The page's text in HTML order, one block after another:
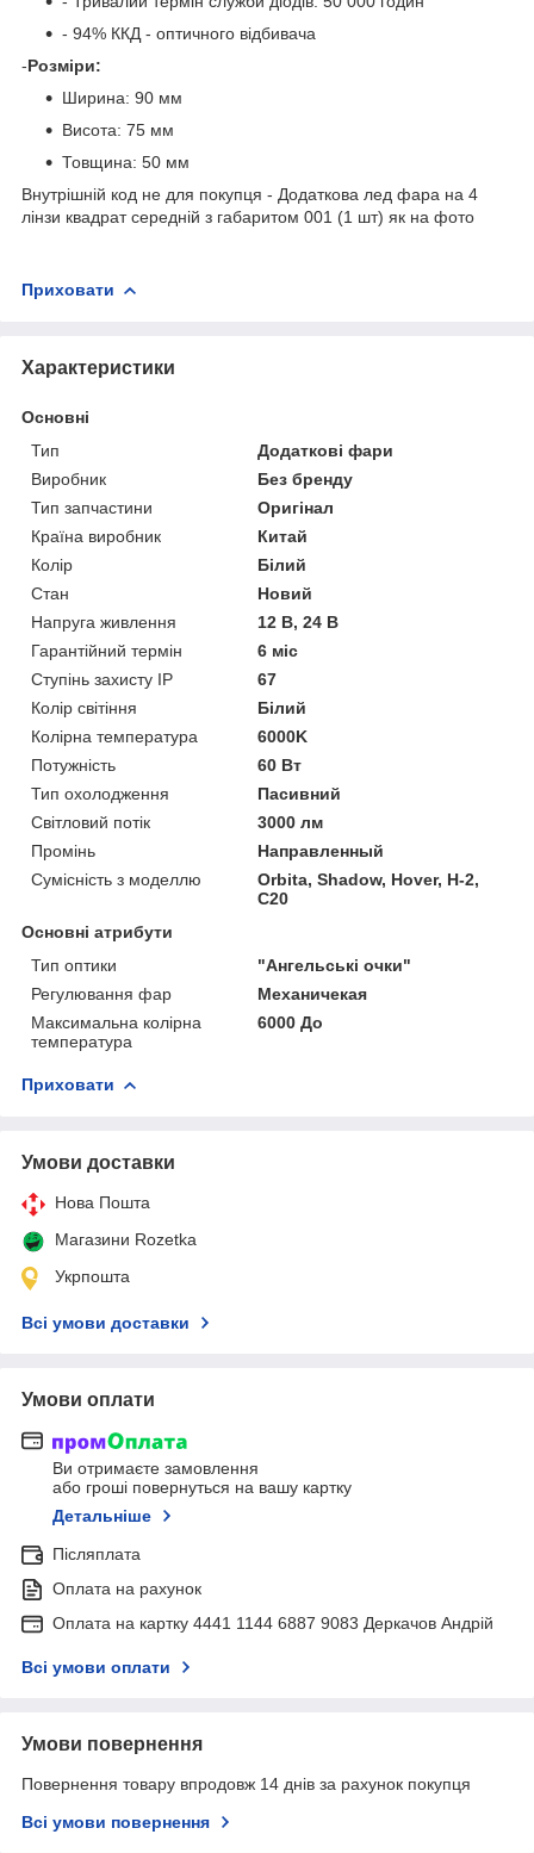
- 94% ККД - оптичного відбивача
-Розміри:
Ширина: 90 мм
Висота: 75 мм
Товщина: 50 мм
Внутрішній код не для покупця - Додаткова лед фара на 4
лінзи квадрат середній з габаритом 001 (1 шт) як на фото
Приховати
Характеристики
Основні
Тип
Додаткові фари
Виробник
Без бренду
Тип запчастини
Оригінал
Країна виробник
Китай
Колір
Білий
Стан
Новий
Напруга живлення
12 В, 24 В
Гарантійний термін
6 міс
Ступінь захисту IP
67
Колір світіння
Білий
Колірна температура
6000K
Потужність
60 Вт
Тип охолодження
Пасивний
Світловий потік
3000 лм
Промінь
Направленный
Сумісність з моделлю
Orbita, Shadow, Hover, H-2,
C20
Основні атрибути
Тип оптики
"Ангельські очки"
Регулювання фар
Механичекая
Максимальна колірна
температура
6000 До
Приховати
Умови доставки
Нова Пошта
Магазини Rozetka
Укрпошта
Всі умови доставки
Умови оплати
Ви отримаєте замовлення
або гроші повернуться на вашу картку
Детальніше
Післяплата
Оплата на рахунок
Оплата на картку 4441 1144 6887 9083 Деркачов Андрій
Всі умови оплати
Умови повернення
Повернення товару впродовж 14 днів за рахунок покупця
Всі умови повернення